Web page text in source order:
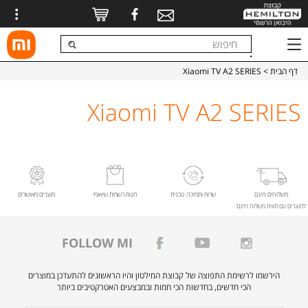
דף הבית> Xiaomi TV A2 SERIES
Xiaomi TV A2 SERIES
משלוחים חינם
למוצרים עם תווית משלוח חינם
שרות ותמיכה טכנית חנות רשמית שיאומי מוצרים מאושרים
FOLLOW MI
הירשמו לרשימת התפוצה של קבוצת המילטון והיו הראשונים להתעדכן במוצרים
הכי חדשים, בחדשות הכי חמות ובמבצעים האטרקטיבים ביותר